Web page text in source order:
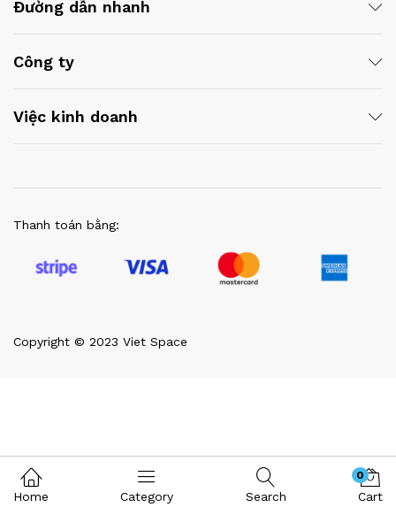
Đường dẫn nhanh
Công ty
Việc kinh doanh
Copyright © 2023 Viet Space
Thanh toán bằng:
Home Category Search
0
Cart